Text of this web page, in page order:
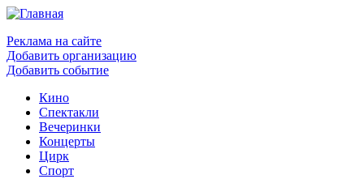
Реклама на сайте
Добавить организацию
Добавить событие
Кино
Спектакли
Вечеринки
Концерты
Цирк
Спорт